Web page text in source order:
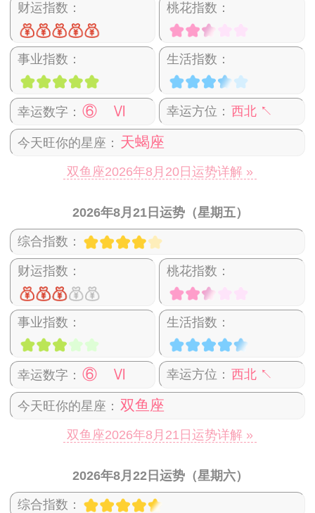
财运指数： 桃花指数：
事业指数： 生活指数：
幸运数字： ⑥ Ⅵ 幸运方位： 西北 ↖
今天旺你的星座： 天蝎座
双鱼座2026年8月20日运势详解 »
2026年8月21日运势（星期五）
综合指数：
财运指数： 桃花指数：
事业指数： 生活指数：
幸运数字： ⑥ Ⅵ 幸运方位： 西北 ↖
今天旺你的星座： 双鱼座
双鱼座2026年8月21日运势详解 »
2026年8月22日运势（星期六）
综合指数：